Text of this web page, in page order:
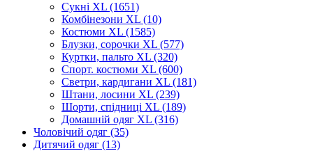
Cукні XL (1651)
Комбінезони XL (10)
Костюми XL (1585)
Блузки, сорочки XL (577)
Куртки, пальто XL (320)
Спорт. костюми XL (600)
Светри, кардигани XL (181)
Штани, лосини XL (239)
Шорти, спідниці XL (189)
Домашній одяг XL (316)
Чоловічий одяг (35)
Дитячий одяг (13)